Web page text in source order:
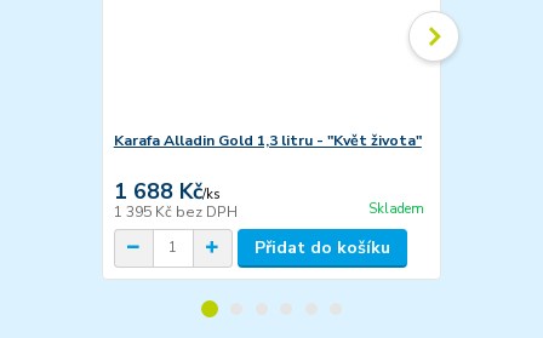
Karafa Alladin Gold 1,3 litru - "Květ života"
1 688 Kč/ks
1 395 Kč bez DPH Skladem
Přidat do košíku